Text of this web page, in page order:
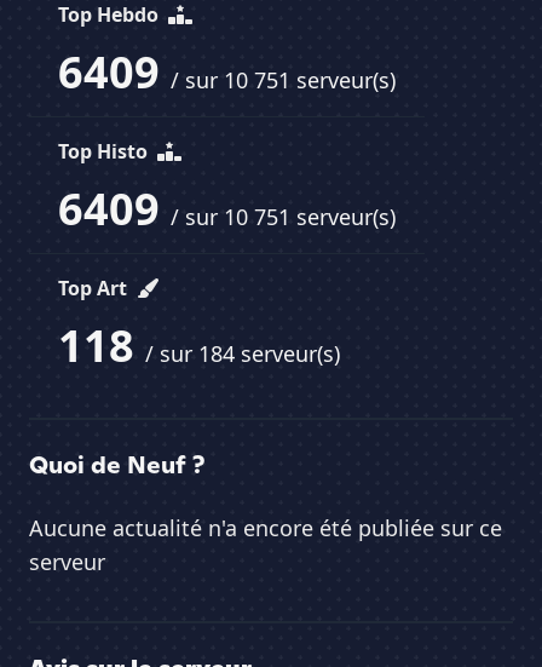
Top Hebdo
6409 / sur 10 751 serveur(s)
Top Histo
6409 / sur 10 751 serveur(s)
Top Art
118 / sur 184 serveur(s)
Quoi de Neuf ?
Aucune actualité n'a encore été publiée sur ce
serveur